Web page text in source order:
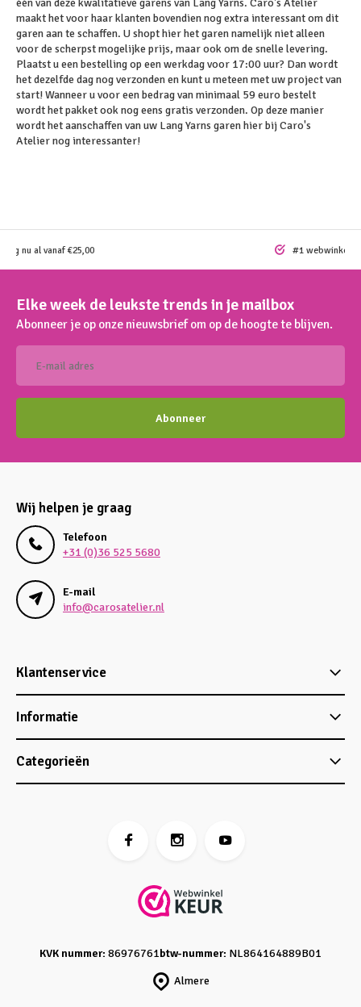
één van deze kwalitatieve garens van Lang Yarns. Caro's Atelier
maakt het voor haar klanten bovendien nog extra interessant om dit
garen aan te schaffen. U shopt hier het garen namelijk niet alleen
voor de scherpst mogelijke prijs, maar ook om de snelle levering.
Plaatst u een bestelling op een werkdag voor 17:00 uur? Dan wordt
het dezelfde dag nog verzonden en kunt u meteen met uw project van
start! Wanneer u voor een bedrag van minimaal 59 euro bestelt
wordt het pakket ook nog eens gratis verzonden. Op deze manier
wordt het aanschaffen van uw Lang Yarns garen hier bij Caro's
Atelier nog interessanter!
nu al vanaf €25,00 #1 webwinkel
Elke week de leukste trends in je mailbox
Abonneer je op onze nieuwsbrief om op de hoogte te blijven.
Abonneer
Wij helpen je graag
Telefoon
+31 (0)36 525 5680
E-mail
info@carosatelier.nl
Klantenservice
Informatie
Categorieën
Almere
KVK nummer: 86976761btw-nummer: NL864164889B01